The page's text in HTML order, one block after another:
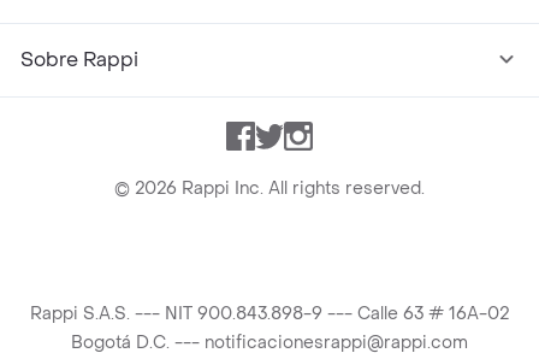
Sobre Rappi
Facebook
TwitterInstagram
© 2026 Rappi Inc. All rights reserved.
Rappi S.A.S. --- NIT 900.843.898-9 --- Calle 63 # 16A-02
Bogotá D.C. --- notificacionesrappi@rappi.com